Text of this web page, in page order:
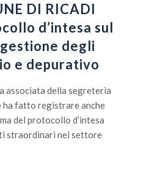
DI RICADI
d’intesa sul
degli
e depurativo
associata della segreteria
ha fatto registrare anche
del protocollo d’intesa
straordinari nel settore